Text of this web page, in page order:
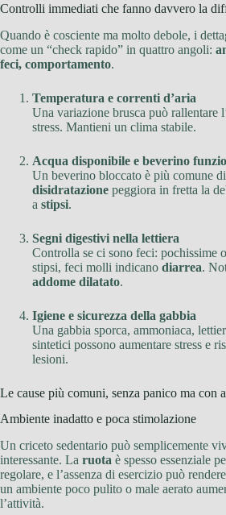
Controlli immediati che fanno davvero la
Quando è cosciente ma molto debole, i
come un “check rapido” in quattro angoli:
feci, comportamento.
Temperatura e correnti d’aria
Una variazione brusca può rallentare
stress. Mantieni un clima stabile.
Acqua disponibile e beverino
Un beverino bloccato è più comune
disidratazione peggiora in fretta la
a stipsi.
Segni digestivi nella lettiera
Controlla se ci sono feci: pochissime
stipsi, feci molli indicano diarrea.
addome dilatato.
Igiene e sicurezza della gabbia
Una gabbia sporca, ammoniaca,
sintetici possono aumentare stress e
lesioni.
Le cause più comuni, senza panico ma con
Ambiente inadatto e poca stimolazione
Un criceto sedentario può semplicemente
interessante. La ruota è spesso essenziale
regolare, e l’assenza di esercizio può
un ambiente poco pulito o male aerato
l’attività.